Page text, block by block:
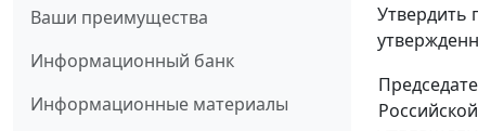
Ваши преимущества
Информационный банк
Информационные материалы
Утвердить